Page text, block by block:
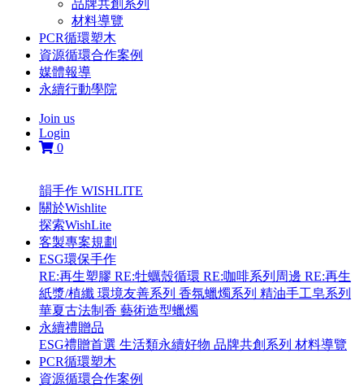
品牌共創系列
材料導覽
PCR循環塑木
資源循環合作案例
媒體報導
永續行動學院
Join us
Login
0
韻手作 WISHLITE
關於Wishlite
探索WishLite
客製專案規劃
ESG環保手作
RE:再生塑膠 RE:牡蠣殼循環 RE:咖啡系列周邊 RE:再生
紙漿/植纖 環境友善系列 香氛蠟燭系列 精油手工皂系列
華夏古法制香 藝術造型蠟燭
永續禮贈品
ESG禮贈首選 生活類永續好物 品牌共創系列 材料導覽
PCR循環塑木
資源循環合作案例